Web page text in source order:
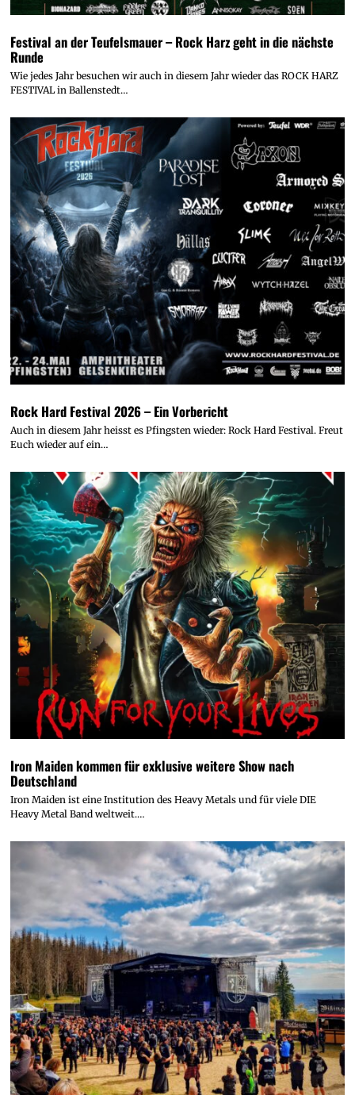
Festival an der Teufelsmauer – Rock Harz geht in die nächste
Runde
Wie jedes Jahr besuchen wir auch in diesem Jahr wieder das ROCK HARZ
FESTIVAL in Ballenstedt…
Rock Hard Festival 2026 – Ein Vorbericht
Auch in diesem Jahr heisst es Pfingsten wieder: Rock Hard Festival. Freut
Euch wieder auf ein…
Iron Maiden kommen für exklusive weitere Show nach
Deutschland
Iron Maiden ist eine Institution des Heavy Metals und für viele DIE
Heavy Metal Band weltweit.…